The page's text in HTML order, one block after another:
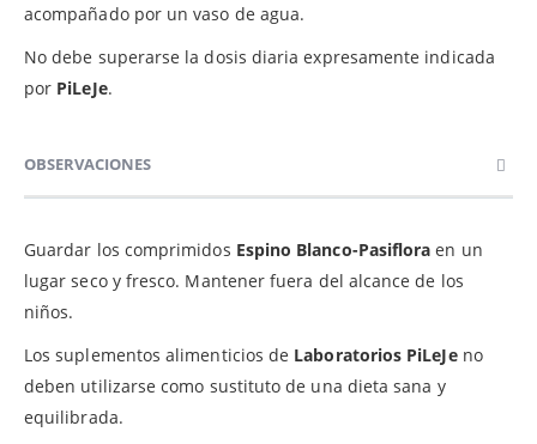
acompañado por un vaso de agua.
No debe superarse la dosis diaria expresamente indicada
por PiLeJe.
OBSERVACIONES
Guardar los comprimidos Espino Blanco-Pasifloraen un
lugar seco y fresco. Mantener fuera del alcance de los
niños.
Los suplementos alimenticios de Laboratorios PiLeJeno
deben utilizarse como sustituto de una dieta sana y
equilibrada.